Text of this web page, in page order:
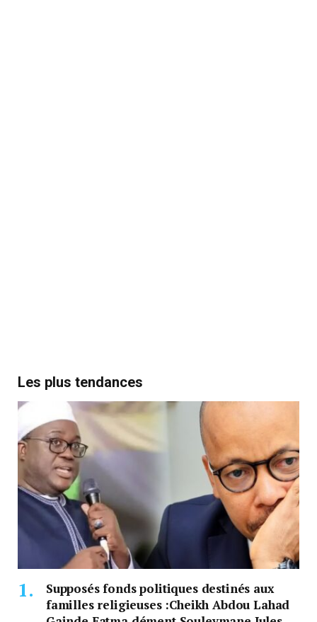
Les plus tendances
Supposés fonds politiques destinés aux
familles religieuses :Cheikh Abdou Lahad